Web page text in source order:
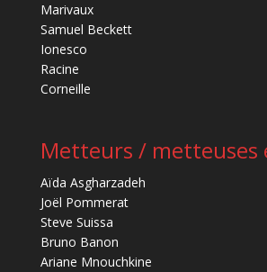
Marivaux
Samuel Beckett
Ionesco
Racine
Corneille
Metteurs / metteuses
Aïda Asgharzadeh
Joël Pommerat
Steve Suissa
Bruno Banon
Ariane Mnouchkine